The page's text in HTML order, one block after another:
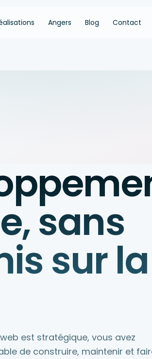
Angers Blog Contact
sans
sur la
est stratégique, vous avez
de construire, maintenir et